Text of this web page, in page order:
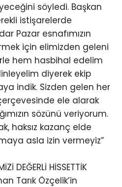
söyledi. Başkan
istişarelerde
Pazar esnafımızın
için elimizden geleni
hem hasbihal edelim
diyerek ekip
indik. Sizden gelen her
ele alarak
sözünü veriyorum.
haksız kazanç elde
asla izin vermeyiz”
DEĞERLİ HİSSETTİK
Tarık Özçelik’in